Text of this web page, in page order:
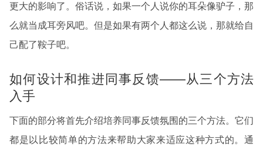
更大的影响了。俗话说，如果一个人说你的耳朵像驴子，那
么就当成耳旁风吧。但是如果有两个人都这么说，那就给自
己配了鞍子吧。
如何设计和推进同事反馈——从三个方法
入手
下面的部分将首先介绍培养同事反馈氛围的三个方法。它们
都是以比较简单的方法来帮助大家来适应这种方式的。通